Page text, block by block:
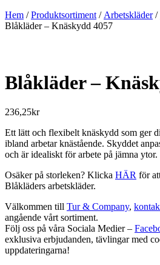
Hem /Produktsortiment / Arbetskläder/
Blåkläder – Knäskydd 4057
Blåkläder –
236,25kr
Ett lätt och flexibelt knäskydd som ger
ibland arbetar knästående. Skyddet
och är idealiskt för arbete på jämna ytor.
Osäker på storleken? Klicka HÄR för
Blåkläders arbetskläder.
Välkommen till Tur & Company,
angående vårt sortiment.
Följ oss på våra Sociala Medier –
exklusiva erbjudanden, tävlingar med
uppdateringarna!